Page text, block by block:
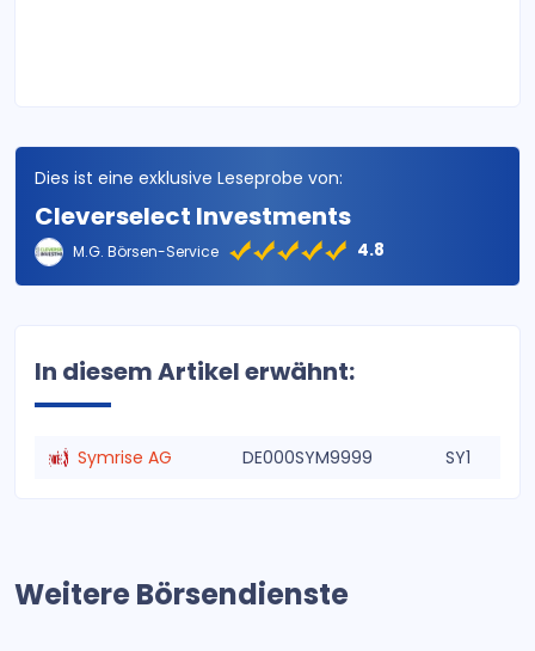
Dies ist eine exklusive Leseprobe von:
Cleverselect Investments
M.G. Börsen-Service 4.8
In diesem Artikel erwähnt:
Symrise AG DE000SYM9999 SY1
Weitere Börsendienste